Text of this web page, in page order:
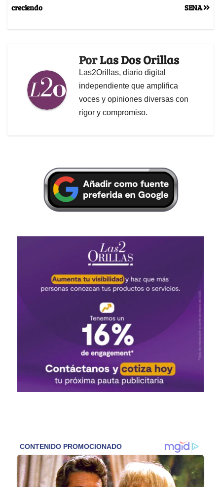
SENA
creciendo
PorLas Dos Orillas
Las2Orillas, diario digital
independiente que amplifica
voces y opiniones diversas con
rigor y compromiso.